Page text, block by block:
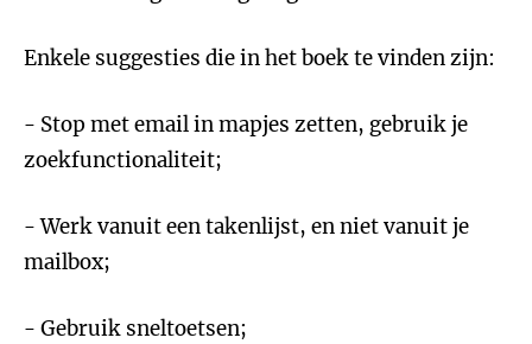
Enkele suggesties die in het boek te vinden zijn:
- Stop met email in mapjes zetten, gebruik je
zoekfunctionaliteit;
- Werk vanuit een takenlijst, en niet vanuit je
mailbox;
- Gebruik sneltoetsen;